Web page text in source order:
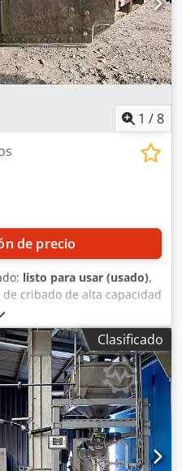
1 /8
de precio
listo para usar (usado),
cribado de alta capacidad
para la separación
superficie de cribado X/Y:
pisos: 1, superficie de
la máquina X/Y/Z: aprox.
aprox. 10000kg. Sin
una inspección in
Clasificado